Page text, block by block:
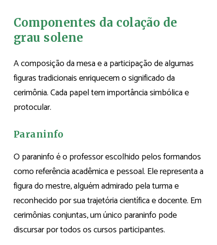
Componentes da colação de
grau solene
A composição da mesa e a participação de algumas
figuras tradicionais enriquecem o significado da
cerimônia. Cada papel tem importância simbólica e
protocular.
Paraninfo
O paraninfo é o professor escolhido pelos formandos
como referência acadêmica e pessoal. Ele representa a
figura do mestre, alguém admirado pela turma e
reconhecido por sua trajetória científica e docente. Em
cerimônias conjuntas, um único paraninfo pode
discursar por todos os cursos participantes.